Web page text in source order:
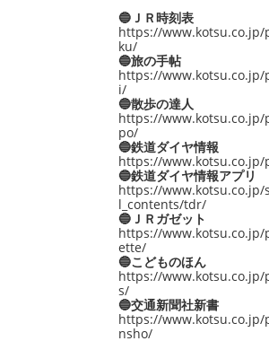
🔵ＪＲ時刻表
https://
ku/
🔵旅の手帖
https://
i/
🔵散歩の達人
https://www.kotsu.co.jp/
po/
🔵鉄道ダイヤ情報
https://
🔵鉄道ダイヤ情報アプリ
https://www.kotsu.co.jp/
l_contents/tdr/
🔵ＪＲガゼット
https://www.kotsu.co.jp/
ette/
🔵こどものほん
https://
s/
🔵交通新聞社新書
https://
nsho/